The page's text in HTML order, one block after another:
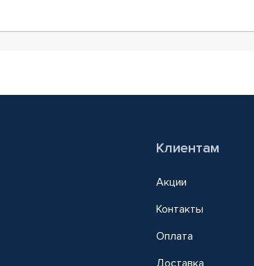
Клиентам
Акции
Контакты
Оплата
Доставка